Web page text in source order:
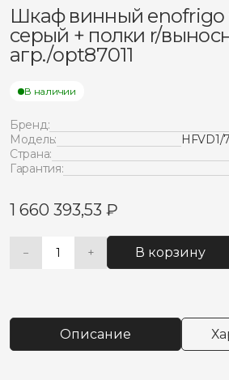
Шкаф винный enofrigo
серый + полки r/
агр./opt87011
В наличии
Бренд:
Модель:
HFVD1/
Страна:
Гарантия:
1 660 393,53 ₽
−
Количество
enofrigo
winemax
vt
+ В корзину
Alternative:
Описание